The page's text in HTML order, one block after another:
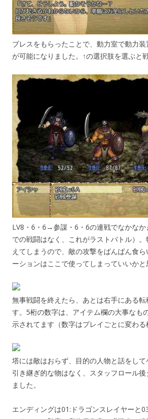
ブレスをもらったことで、動力室で動力
が可能になりました。↑の選択肢を選ぶと
LV8・6・6→参謀・6・6の連戦でなかな
での戦闘はなく、これがラストバトル）
えてしまうので、敵の攻撃をばんばん食
ーションはここで使ってしまっていいかと
無事戦闘を終えたら、あとは右手にある
す。5桁の数字は、アイテム欄の大事なも
示されてます（数字はプレイごとに変わる
塔には敵はおらず、目的の人物と話をして
引き継ぎ的な物はなく、スタッフロール
ました。
エンディングは01:ドラゴンスレイヤーと